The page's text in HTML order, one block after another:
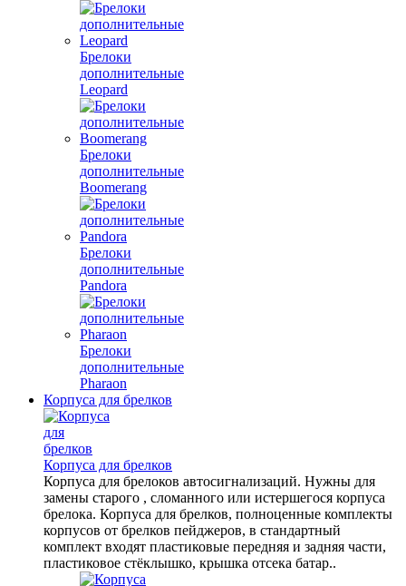
Брелоки
дополнительные
Leopard
Брелоки
дополнительные
Boomerang
Брелоки
дополнительные
Pandora
Брелоки
дополнительные
Pharaon
Корпуса для брелков
Корпуса для брелков
Корпуса для брелоков автосигнализаций. Нужны для
замены старого , сломанного или истершегося корпуса
брелока. Корпуса для брелков, полноценные комплекты
корпусов от брелков пейджеров, в стандартный
комплект входят пластиковые передняя и задняя части,
пластиковое стёклышко, крышка отсека батар..